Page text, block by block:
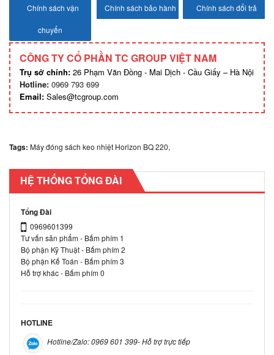
Chính sách vận
chuyển
Chính sách bảo hành Chính sách đổi trả
CÔNG TY CỔ PHẦN TC GROUP VIỆT NAM
Trụ sở chính: 26 Phạm Văn Đồng - Mai Dịch - Cầu Giấy – Hà Nội
Hotline: 0969 793 699
Email: Sales@tcgroup.com
Tags: Máy đóng sách keo nhiệt Horizon BQ 220,
HỆ THỐNG TỔNG ĐÀI
Tổng Đài
0969601399
Tư vấn sản phẩm - Bấm phím 1
Bộ phận Kỹ Thuật - Bấm phím 2
Bộ phận Kế Toán - Bấm phím 3
Hỗ trợ khác - Bấm phím 0
HOTLINE
Hotline/Zalo: 0969 601 399- Hỗ trợ trực tiếp